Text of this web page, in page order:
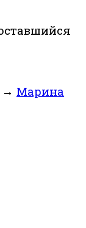
→ Марина